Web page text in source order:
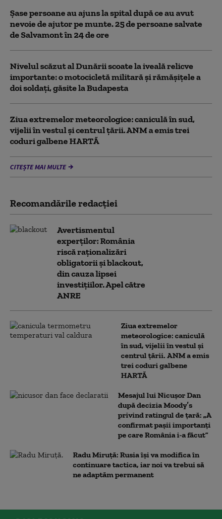
Șase persoane au ajuns la spital după ce au avut
nevoie de ajutor pe munte. 25 de persoane salvate
de Salvamont în 24 de ore
Nivelul scăzut al Dunării scoate la iveală relicve
importante: o motocicletă militară și rămășițele a
doi soldați, găsite la Budapesta
Ziua extremelor meteorologice: caniculă în sud,
vijelii în vestul și centrul țării. ANM a emis trei
coduri galbene HARTĂ
CITEȘTE MAI MULTE
Recomandările redacţiei
Avertismentul
experților: România
riscă raționalizări
obligatorii și blackout,
din cauza lipsei
investițiilor. Apel către
ANRE
Ziua extremelor
meteorologice: caniculă
în sud, vijelii în vestul și
centrul țării. ANM a emis
trei coduri galbene
HARTĂ
Mesajul lui Nicușor Dan
după decizia Moody’s
privind ratingul de țară: „A
confirmat pașii importanți
pe care România i-a făcut”
Radu Miruță: Rusia își va modifica în
continuare tactica, iar noi va trebui să
ne adaptăm permanent